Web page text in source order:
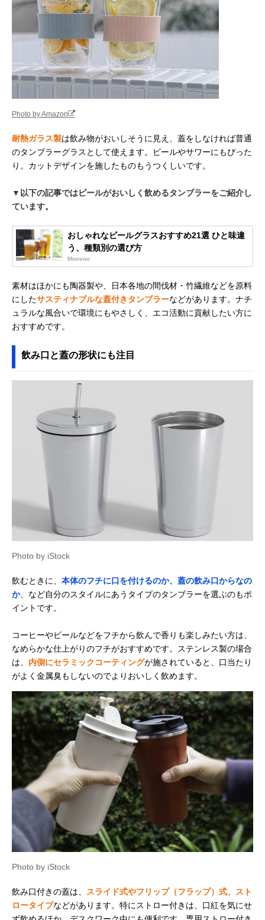
Photo by Amazon
耐熱ガラス製は飲み物がおいしそうに見え、蓋をしなければ普通
のタンブラーグラスとして使えます。ビールやサワーにもぴった
り。カットデザインを施したものもうつくしいです。
▼以下の記事ではビールがおいしく飲めるタンブラーをご紹介し
ています。
おしゃれなビールグラスおすすめ21選 ひと味違
う、種類別の選び方
Moovoo
素材はほかにも陶器製や、日本各地の間伐材・竹繊維などを原料
にしたサスティナブルな蓋付きタンブラーなどがあります。ナチ
ュラルな風合いで環境にもやさしく、エコ活動に貢献したい方に
おすすめです。
飲み口と蓋の形状にも注目
Photo by iStock
飲むときに、 本体のフチに口を付けるのか、蓋の飲み口からなの
か、など自分のスタイルにあうタイプのタンブラーを選ぶのもポ
イントです。
コーヒーやビールなどをフチから飲んで香りも楽しみたい方は、
なめらかな仕上がりのフチがおすすめです。ステンレス製の場合
は、 内側にセラミックコーティングが施されていると、口当たり
がよく金属臭もしないのでよりおいしく飲めます。
Photo by iStock
飲み口付きの蓋は、
スライド式やフリップ（フラップ）式、スト
ロータイプなどがあります。特にストロー付きは、口紅を気にせ